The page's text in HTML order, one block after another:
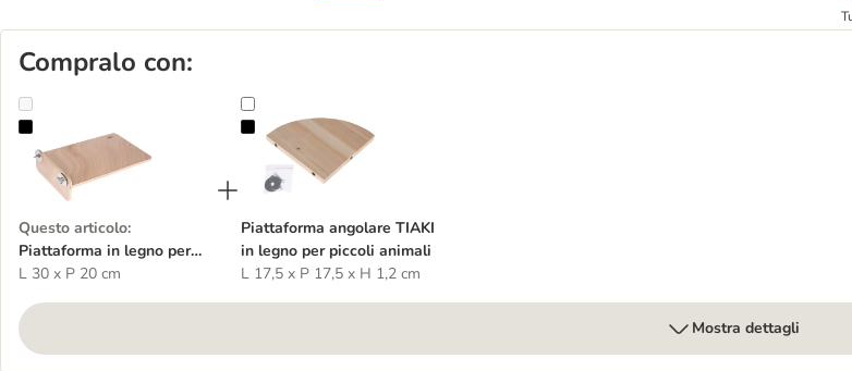
Compralo con:
Piattaforma in legno per gabbie TIAKI
Questo articolo:
Piattaforma in legno per
gabbie TIAKI
L 30 x P 20 cm
Piattaforma angolare TIAKI in legno per piccoli animali
Piattaforma angolare TIAKI
in legno per piccoli animali
L 17,5 x P 17,5 x H 1,2 cm
Mostra dettagli